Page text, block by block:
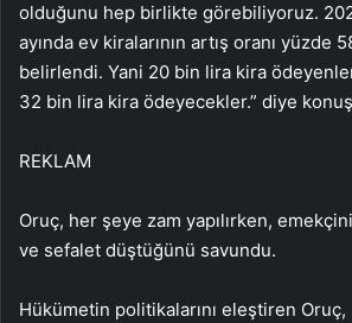
olduğunu hep birlikte görebiliyoruz.
ayında ev kiralarının artış oranı yüzde
belirlendi. Yani 20 bin lira kira
32 bin lira kira ödeyecekler.” diye
REKLAM
Oruç, her şeye zam yapılırken,
ve sefalet düştüğünü savundu.
Hükümetin politikalarını eleştiren